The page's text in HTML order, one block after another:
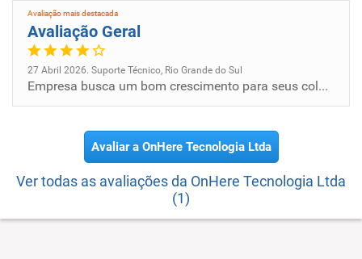
Avaliação mais destacada
Avaliação Geral
27 Abril 2026. Suporte Técnico, Rio Grande do Sul
Empresa busca um bom crescimento para seus colaboradores.
Avaliar a OnHere Tecnologia Ltda
Ver todas as avaliações da OnHere Tecnologia Ltda
(1)